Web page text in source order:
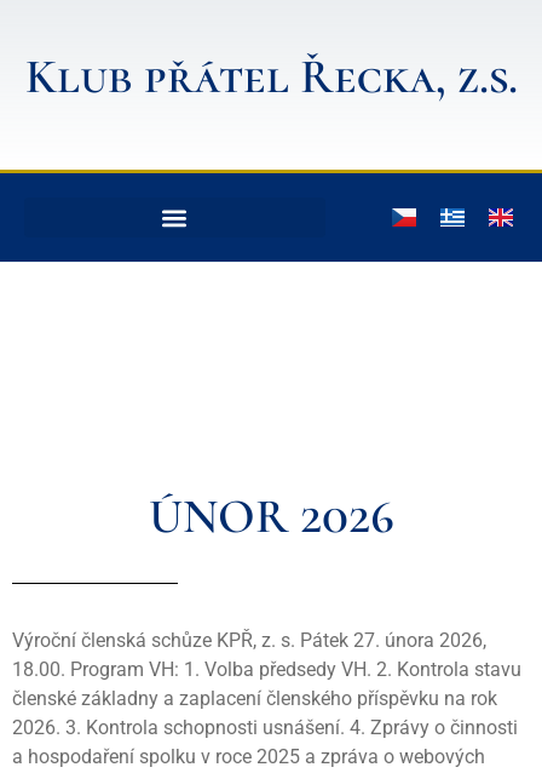
Klub přátel Řecka, z.s.
ÚNOR 2026
Výroční členská schůze KPŘ, z. s. Pátek 27. února 2026,
18.00. Program VH: 1. Volba předsedy VH. 2. Kontrola stavu
členské základny a zaplacení členského příspěvku na rok
2026. 3. Kontrola schopnosti usnášení. 4. Zprávy o činnosti
a hospodaření spolku v roce 2025 a zpráva o webových